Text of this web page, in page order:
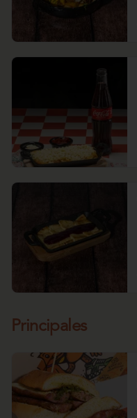
Principales